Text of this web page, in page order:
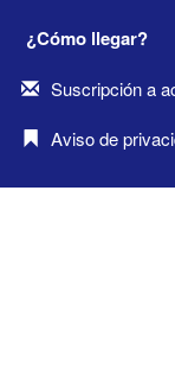
¿Cómo llegar?
Suscripción a
Aviso de